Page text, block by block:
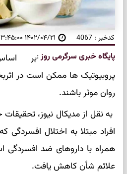
کدخبر : 4067 ۱۴۰۲/۰۴/۲۱ ۱۳:۴۵:۰۰
پایگاه خبری سرگرمی روز:بر
پروبیوتیک ها ممکن است در
روان موثر باشند.
به نقل از مدیکال نیوز،
افراد مبتلا به اختلال افسردگی
همراه با داروهای ضد افسردگی
علائم شأن کاهش یافت.